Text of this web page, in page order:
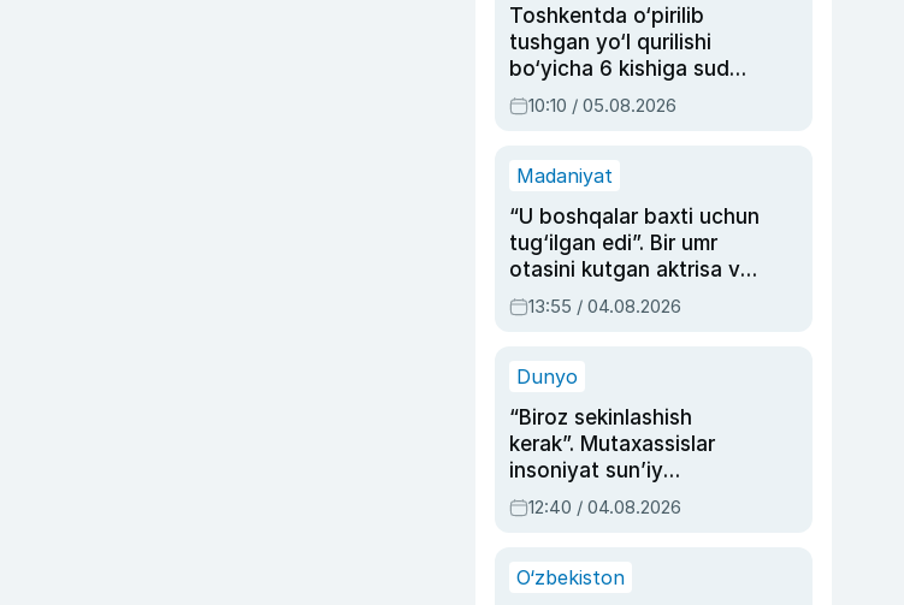
Toshkentda o‘pirilib
tushgan yo‘l qurilishi
bo‘yicha 6 kishiga sud
hukmi o‘qildi
10:10 / 05.08.2026
Madaniyat
“U boshqalar baxti uchun
tug‘ilgan edi”. Bir umr
otasini kutgan aktrisa va
dublyaj ustasi Rimma
Ahmedovaning
13:55 / 04.08.2026
Dunyo
“Biroz sekinlashish
kerak”. Mutaxassislar
insoniyat sun’iy
intellektni boshqara
olmay qolishidan xavotir
12:40 / 04.08.2026
O‘zbekiston